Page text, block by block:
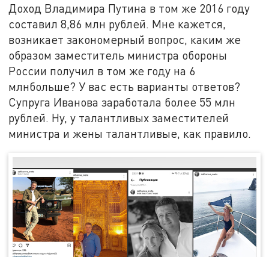
Доход Владимира Путина в том же 2016 году
составил 8,86 млн рублей. Мне кажется,
возникает закономерный вопрос, каким же
образом заместитель министра обороны
России получил в том же году на 6
млнбольше? У вас есть варианты ответов?
Супруга Иванова заработала более 55 млн
рублей. Ну, у талантливых заместителей
министра и жены талантливые, как правило.